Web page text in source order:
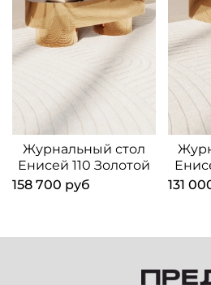
Журнальный стол
Енисей 110 Золотой
158 700 руб
131